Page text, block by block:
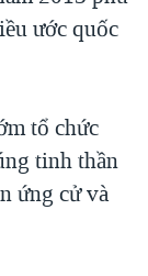
ước quốc
tổ chức
tinh thần
ứng cử và